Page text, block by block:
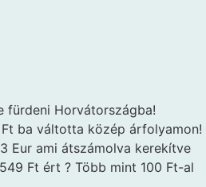
fürdeni Horvátországba!
ba váltotta közép árfolyamon!
Eur ami átszámolva kerekítve
Ft ért ? Több mint 100 Ft-al